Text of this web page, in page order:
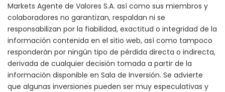
Markets Agente de Valores S.A. así como sus miembros y
colaboradores no garantizan, respaldan ni se
responsabilizan por la fiabilidad, exactitud o integridad de la
información contenida en el sitio web, así como tampoco
responderán por ningún tipo de pérdida directa o indirecta,
derivada de cualquier decisión tomada a partir de la
información disponible en Sala de Inversión. Se advierte
que algunas inversiones pueden ser muy especulativas y